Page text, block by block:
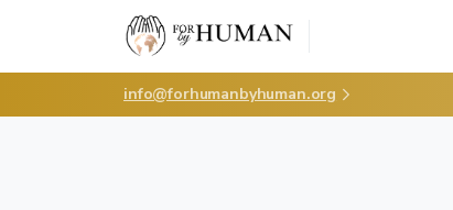
info@forhumanbyhuman.org